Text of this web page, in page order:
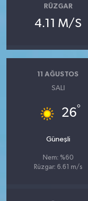
RÜZGAR
4.11 M/S
11 AĞUSTOS
SALI
26°
Güneşli
Nem: %60
Rüzgar: 6.61 m/s